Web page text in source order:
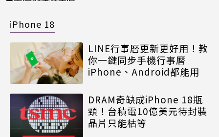
iPhone 18
LINE行事曆更新更好用！教
你一鍵同步手機行事曆
iPhone、Android都能用
DRAM奇缺成iPhone 18瓶
頸！台積電10億美元待封裝
晶片只能枯等